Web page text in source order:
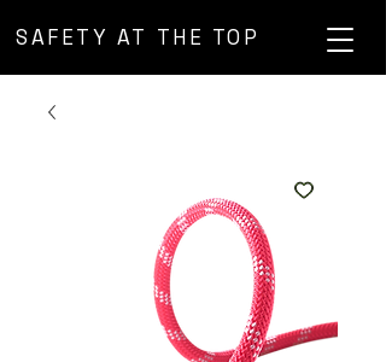
SAFETY AT THE TOP